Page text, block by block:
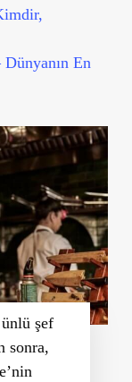
En
şef
sonra,